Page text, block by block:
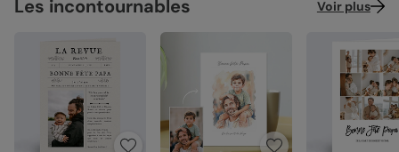
Les incontournables Voir plus